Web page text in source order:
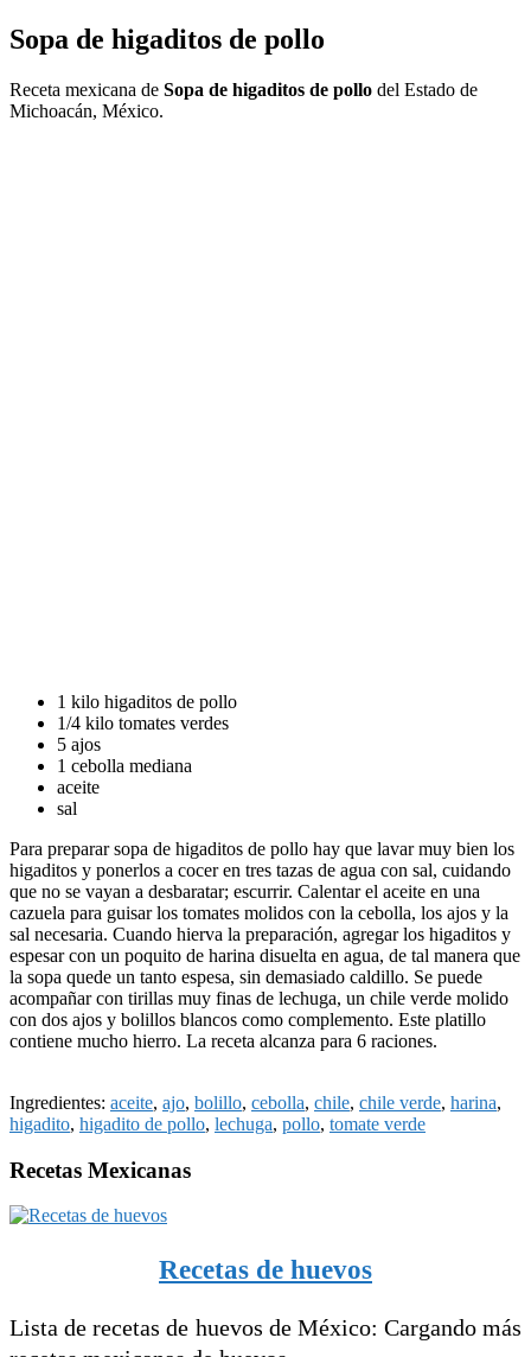
Sopa de higaditos de pollo
Receta mexicana de Sopa de higaditos de pollo del Estado de
Michoacán, México.
1 kilo higaditos de pollo
1/4 kilo tomates verdes
5 ajos
1 cebolla mediana
aceite
sal
Para preparar sopa de higaditos de pollo hay que lavar muy bien los
higaditos y ponerlos a cocer en tres tazas de agua con sal, cuidando
que no se vayan a desbaratar; escurrir. Calentar el aceite en una
cazuela para guisar los tomates molidos con la cebolla, los ajos y la
sal necesaria. Cuando hierva la preparación, agregar los higaditos y
espesar con un poquito de harina disuelta en agua, de tal manera que
la sopa quede un tanto espesa, sin demasiado caldillo. Se puede
acompañar con tirillas muy finas de lechuga, un chile verde molido
con dos ajos y bolillos blancos como complemento. Este platillo
contiene mucho hierro. La receta alcanza para 6 raciones.
Ingredientes: aceite, ajo, bolillo, cebolla, chile, chile verde, harina,
higadito, higadito de pollo, lechuga, pollo, tomate verde
Recetas Mexicanas
Recetas de huevos
Lista de recetas de huevos de México: Cargando más